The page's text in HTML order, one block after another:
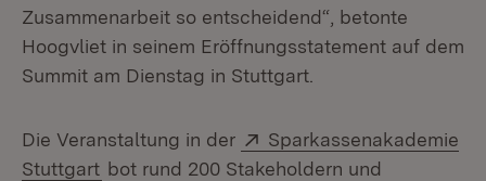
Zusammenarbeit so entscheidend“, betonte
Hoogvliet in seinem Eröffnungsstatement auf dem
Summit am Dienstag in Stuttgart.
Die Veranstaltung in der Extern:
Sparkassenakademie
Stuttgart (Öffnet in neuem Fenster)
bot rund 200 Stakeholdern und